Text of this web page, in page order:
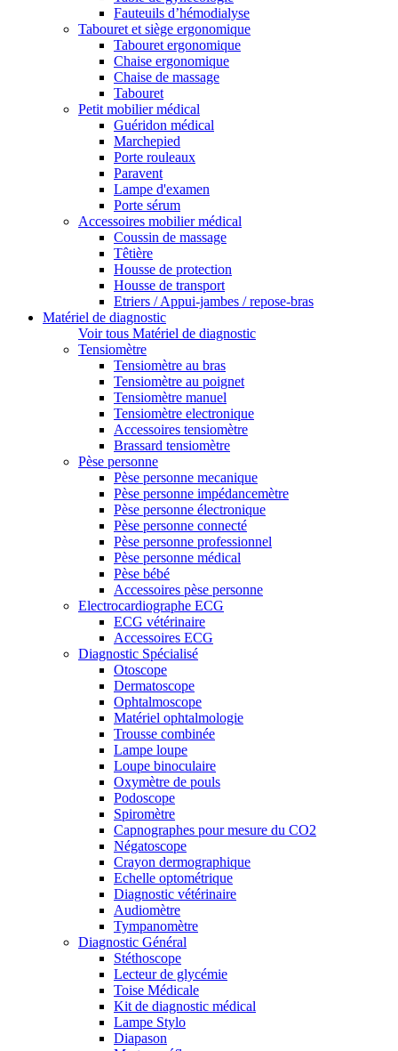
Fauteuils d’hémodialyse
Tabouret et siège ergonomique
Tabouret ergonomique
Chaise ergonomique
Chaise de massage
Tabouret
Petit mobilier médical
Guéridon médical
Marchepied
Porte rouleaux
Paravent
Lampe d'examen
Porte sérum
Accessoires mobilier médical
Coussin de massage
Têtière
Housse de protection
Housse de transport
Etriers / Appui-jambes / repose-bras
Matériel de diagnostic
Voir tous Matériel de diagnostic
Tensiomètre
Tensiomètre au bras
Tensiomètre au poignet
Tensiomètre manuel
Tensiomètre electronique
Accessoires tensiomètre
Brassard tensiomètre
Pèse personne
Pèse personne mecanique
Pèse personne impédancemètre
Pèse personne électronique
Pèse personne connecté
Pèse personne professionnel
Pèse personne médical
Pèse bébé
Accessoires pèse personne
Electrocardiographe ECG
ECG vétérinaire
Accessoires ECG
Diagnostic Spécialisé
Otoscope
Dermatoscope
Ophtalmoscope
Matériel ophtalmologie
Trousse combinée
Lampe loupe
Loupe binoculaire
Oxymètre de pouls
Podoscope
Spiromètre
Capnographes pour mesure du CO2
Négatoscope
Crayon dermographique
Echelle optométrique
Diagnostic vétérinaire
Audiomètre
Tympanomètre
Diagnostic Général
Stéthoscope
Lecteur de glycémie
Toise Médicale
Kit de diagnostic médical
Lampe Stylo
Diapason